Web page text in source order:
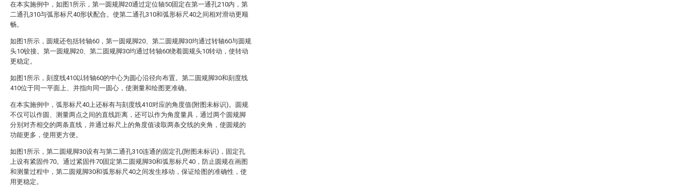
在本实施例中，如图1所示，第一圆规脚20通过定位轴50固定在第一通孔210内，第
二通孔310与弧形标尺40形状配合。使第二通孔310和弧形标尺40之间相对滑动更顺
畅。
如图1所示，圆规还包括转轴60，第一圆规脚20、第二圆规脚30均通过转轴60与圆规
头10铰接。第一圆规脚20、第二圆规脚30均通过转轴60绕着圆规头10转动，使转动
更稳定。
如图1所示，刻度线410以转轴60的中心为圆心沿径向布置。第二圆规脚30和刻度线
410位于同一平面上、并指向同一圆心，使测量和绘图更准确。
在本实施例中，弧形标尺40上还标有与刻度线410对应的角度值(附图未标识)。圆规
不仅可以作圆、测量两点之间的直线距离，还可以作为角度量具，通过两个圆规脚
分别对齐相交的两条直线，并通过标尺上的角度值读取两条交线的夹角，使圆规的
功能更多，使用更方便。
如图1所示，第二圆规脚30设有与第二通孔310连通的固定孔(附图未标识)，固定孔
上设有紧固件70。通过紧固件70固定第二圆规脚30和弧形标尺40，防止圆规在画图
和测量过程中，第二圆规脚30和弧形标尺40之间发生移动，保证绘图的准确性，使
用更稳定。